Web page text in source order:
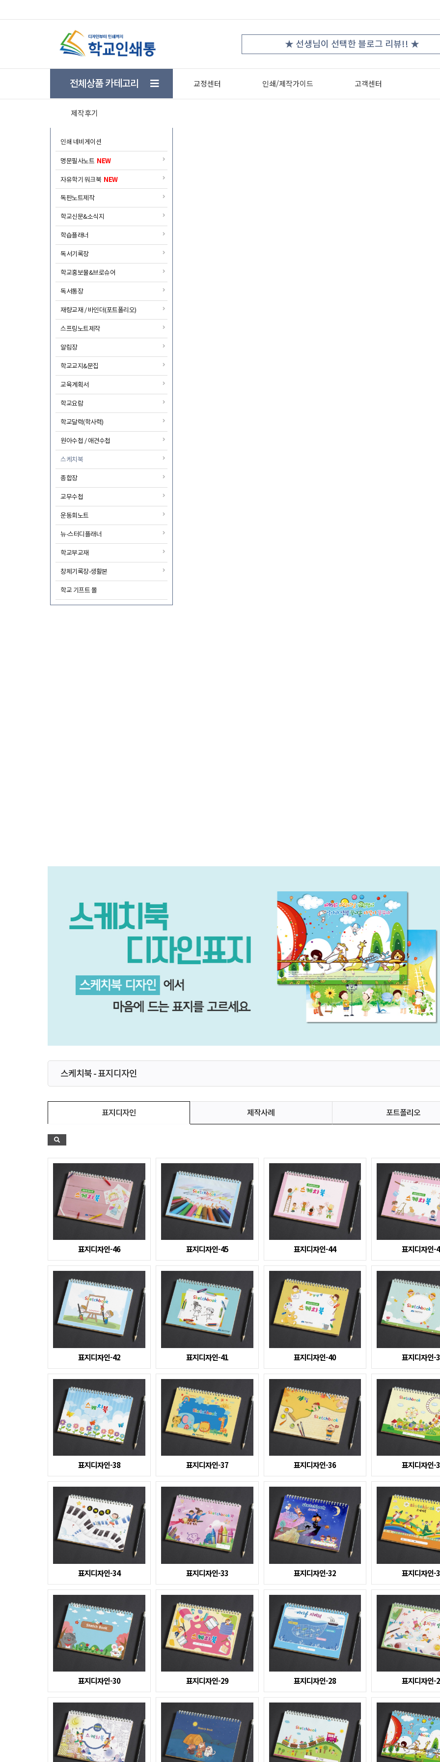
★ 학생들의 자기주도 학습을 돕기위한 학습플래너 ★ ★ 선생님이 선택한 블로그 리뷰!! ★
전체상품 카테고리
인쇄 네비게이션
명문필사노트 NEW
자유학기 워크북 NEW
독판노트제작
학교신문&소식지
학습플래너
독서기록장
학교홍보물&브로슈어
독서통장
재량교재 / 바인더(포트폴리오)
스프링노트제작
알림장
학교교지&문집
교육계획서
학교요람
학교달력(학사력)
원아수첩 / 애견수첩
스케치북
종합장
교무수첩
운동회노트
뉴-스터디플래너
학교부교재
창체기록장-생활본
학교 기프트 몰
교정센터 인쇄/제작가이드 고객센터
제작후기
스케치북 - 표지디자인
표지디자인 제작사례 포트폴리오
표지디자인-46 표지디자인-45 표지디자인-44 표지디자인-
표지디자인-42 표지디자인-41 표지디자인-40 표지디자인-
표지디자인-38 표지디자인-37 표지디자인-36 표지디자인-
표지디자인-34 표지디자인-33 표지디자인-32 표지디자인-
표지디자인-30 표지디자인-29 표지디자인-28 표지디자인-